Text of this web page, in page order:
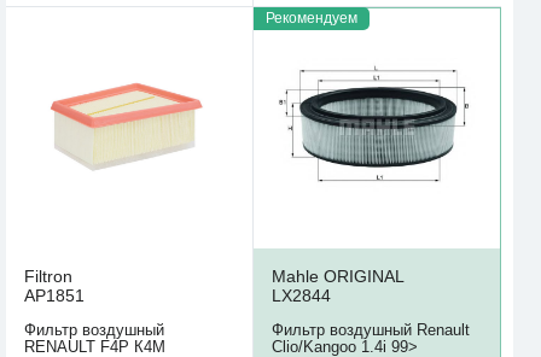
Filtron
AP1851
Фильтр воздушный
RENAULT F4P К4M
Рекомендуем
Mahle ORIGINAL
LX2844
Фильтр воздушный Renault
Clio/Kangoo 1.4i 99>